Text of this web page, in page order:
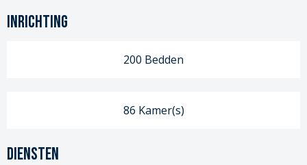
Inrichting
200 Bedden
86 Kamer(s)
Diensten